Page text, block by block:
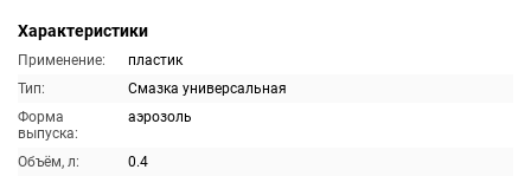
Характеристики
Применение:
пластик
Тип:
Смазка универсальная
Форма
выпуска:
аэрозоль
Объём, л:
0.4